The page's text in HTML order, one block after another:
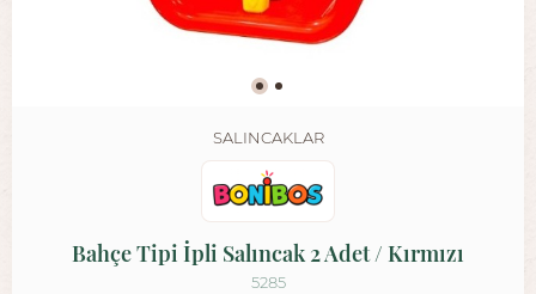
SALINCAKLAR
Bahçe Tipi İpli Salıncak 2 Adet / Kırmızı
5285